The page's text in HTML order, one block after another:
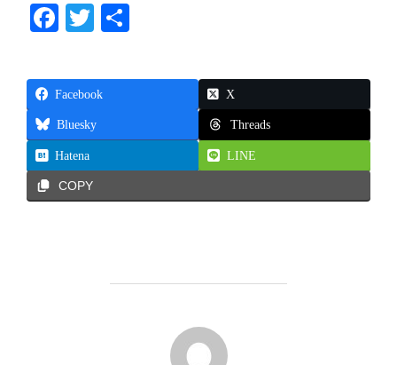
Fa
bo
ok
T
tte
r
Facebook X
Bluesky Threads
Hatena LINE
COPY
投稿者